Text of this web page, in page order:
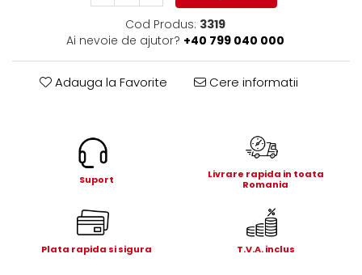
hidraulice
Bolturi, role si bucse
Cod Produs: 3319
Ai nevoie de ajutor? +40 799 040 000
Adauga la Favorite Cere informatii
Suport
Livrare rapida in toata
Romania
Plata rapida si sigura T.V.A. inclus